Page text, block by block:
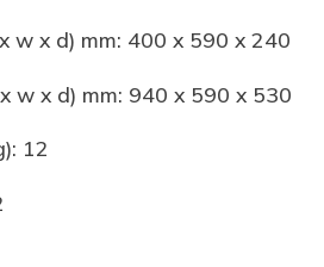
w x d) mm: 400 x 590 x 240
w x d) mm: 940 x 590 x 530
12